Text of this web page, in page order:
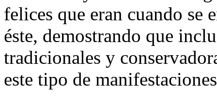
felices que eran cuando se
éste, demostrando que
tradicionales y
este tipo de